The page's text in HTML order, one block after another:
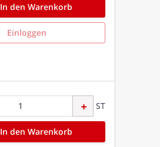
In den Warenkorb
Einloggen
ST
In den Warenkorb